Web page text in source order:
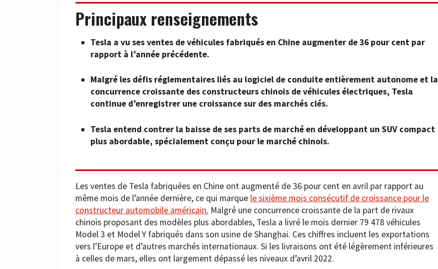
Principaux renseignements
Tesla a vu ses ventes de véhicules fabriqués en Chine augmenter de 36 pour cent par
rapport à l’année précédente.
Malgré les défis réglementaires liés au logiciel de conduite entièrement autonome et la
concurrence croissante des constructeurs chinois de véhicules électriques, Tesla
continue d’enregistrer une croissance sur des marchés clés.
Tesla entend contrer la baisse de ses parts de marché en développant un SUV compact
plus abordable, spécialement conçu pour le marché chinois.
Les ventes de Tesla fabriquées en Chine ont augmenté de 36 pour cent en avril par rapport au
même mois de l’année dernière, ce qui marque le sixième mois consécutif de croissance pour le
constructeur automobile américain. Malgré une concurrence croissante de la part de rivaux
chinois proposant des modèles plus abordables, Tesla a livré le mois dernier 79 478 véhicules
Model 3 et Model Y fabriqués dans son usine de Shanghai. Ces chiffres incluent les exportations
vers l’Europe et d’autres marchés internationaux. Si les livraisons ont été légèrement inférieures
à celles de mars, elles ont largement dépassé les niveaux d’avril 2022.